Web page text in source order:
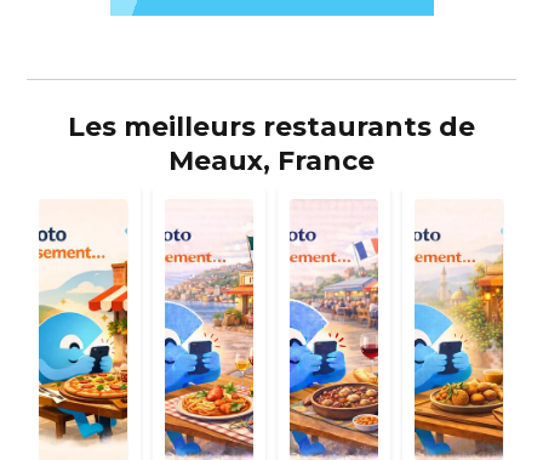
Les meilleurs restaurants de
Meaux, France